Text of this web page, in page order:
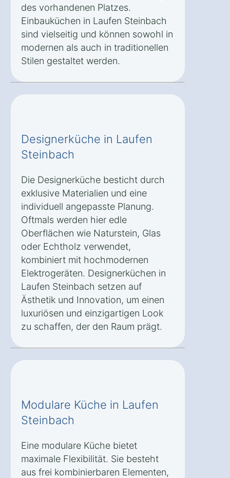
des vorhandenen Platzes.
Einbauküchen in Laufen Steinbach
sind vielseitig und können sowohl in
modernen als auch in traditionellen
Stilen gestaltet werden.
Designerküche in Laufen
Steinbach
Die Designerküche besticht durch
exklusive Materialien und eine
individuell angepasste Planung.
Oftmals werden hier edle
Oberflächen wie Naturstein, Glas
oder Echtholz verwendet,
kombiniert mit hochmodernen
Elektrogeräten. Designerküchen in
Laufen Steinbach setzen auf
Ästhetik und Innovation, um einen
luxuriösen und einzigartigen Look
zu schaffen, der den Raum prägt.
Modulare Küche in Laufen
Steinbach
Eine modulare Küche bietet
maximale Flexibilität. Sie besteht
aus frei kombinierbaren Elementen,